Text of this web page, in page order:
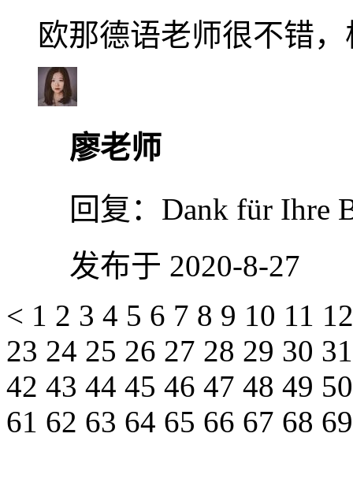
欧那德语老师很不错
廖老师
回复： Dank für Ihre
发布于 2020-8-27
< 1 2 3 4 5 6 7 8 9 10 11
23 24 25 26 27 28 29 30
42 43 44 45 46 47 48 49
61 62 63 64 65 66 67 68